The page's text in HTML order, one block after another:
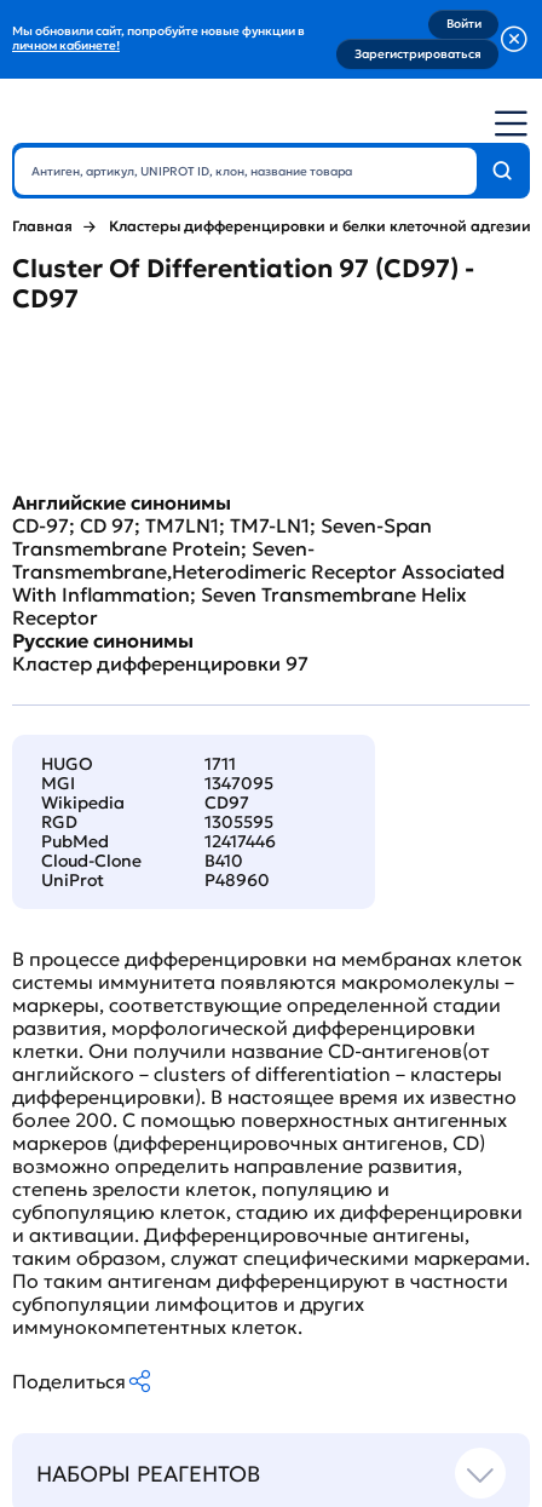
Мы обновили сайт, попробуйте новые функции в
личном кабинете!
Войти
Зарегистрироваться
Главная Кластеры дифференцировки и белки клеточной адгезии
Cluster Of Differentiation 97 (CD97) -
CD97
Английские синонимы
CD-97; CD 97; TM7LN1; TM7-LN1; Seven-Span
Transmembrane Protein; Seven-
Transmembrane,Heterodimeric Receptor Associated
With Inflammation; Seven Transmembrane Helix
Receptor
Русские синонимы
Кластер дифференцировки 97
HUGO
1711
MGI
1347095
Wikipedia
CD97
RGD
1305595
PubMed
12417446
Cloud-Clone
B410
UniProt
P48960
В процессе дифференцировки на мембранах клеток
системы иммунитета появляются макромолекулы –
маркеры, соответствующие определенной стадии
развития, морфологической дифференцировки
клетки. Они получили название CD-антигенов(от
английского – clusters of differentiation – кластеры
дифференцировки). В настоящее время их известно
более 200. С помощью поверхностных антигенных
маркеров (дифференцировочных антигенов, CD)
возможно определить направление развития,
степень зрелости клеток, популяцию и
субпопуляцию клеток, стадию их дифференцировки
и активации. Дифференцировочные антигены,
таким образом, служат специфическими маркерами.
По таким антигенам дифференцируют в частности
субпопуляции лимфоцитов и других
иммунокомпетентных клеток.
Поделиться
НАБОРЫ РЕАГЕНТОВ